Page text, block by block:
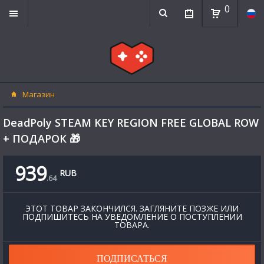
0
Магазин
DeadPoly STEAM KEY REGION FREE GLOBAL ROW
+ ПОДАРОК 🎁
939.64 RUB
ЭТОТ ТОВАР ЗАКОНЧИЛСЯ. ЗАГЛЯНИТЕ ПОЗЖЕ ИЛИ
ПОДПИШИТЕСЬ НА УВЕДОМЛЕНИЕ О ПОСТУПЛЕНИИ
ТОВАРА.
ПОДПИСАТЬСЯ